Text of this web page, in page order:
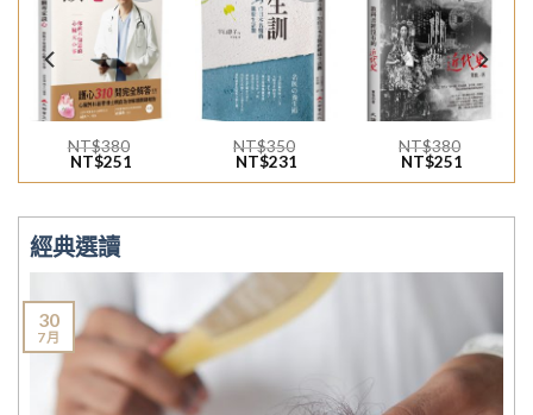
加入
「願
望清
單」
NT$380
NT$251
加入
「願
望清
單」
NT$350
NT$231
加入
「願
望清
單」
NT$380
NT$251
經典選讀
23
7 月